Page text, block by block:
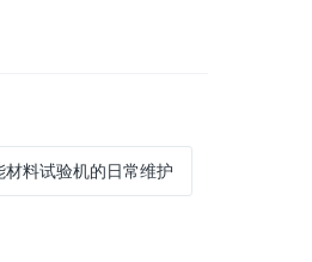
材料试验机的日常维护